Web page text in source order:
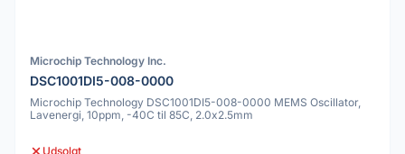
Microchip Technology Inc.
DSC1001DI5-008-0000
Microchip Technology DSC1001DI5-008-0000 MEMS Oscillator,
Lavenergi, 10ppm, -40C til 85C, 2.0x2.5mm
Udsolgt